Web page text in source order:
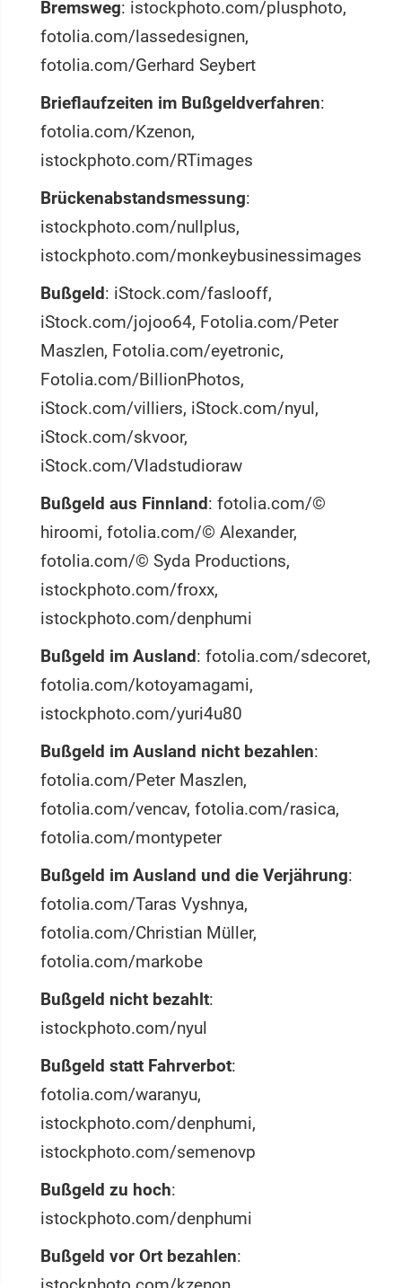
Bremsweg: istockphoto.com/plusphoto,
fotolia.com/lassedesignen,
fotolia.com/Gerhard Seybert
Brieflaufzeiten im Bußgeldverfahren:
fotolia.com/Kzenon,
istockphoto.com/RTimages
Brückenabstandsmessung:
istockphoto.com/nullplus,
istockphoto.com/monkeybusinessimages
Bußgeld: iStock.com/faslooff,
iStock.com/jojoo64, Fotolia.com/Peter
Maszlen, Fotolia.com/eyetronic,
Fotolia.com/BillionPhotos,
iStock.com/villiers, iStock.com/nyul,
iStock.com/skvoor,
iStock.com/Vladstudioraw
Bußgeld aus Finnland: fotolia.com/©
hiroomi, fotolia.com/© Alexander,
fotolia.com/© Syda Productions,
istockphoto.com/froxx,
istockphoto.com/denphumi
Bußgeld im Ausland: fotolia.com/sdecoret,
fotolia.com/kotoyamagami,
istockphoto.com/yuri4u80
Bußgeld im Ausland nicht bezahlen:
fotolia.com/Peter Maszlen,
fotolia.com/vencav, fotolia.com/rasica,
fotolia.com/montypeter
Bußgeld im Ausland und die Verjährung:
fotolia.com/Taras Vyshnya,
fotolia.com/Christian Müller,
fotolia.com/markobe
Bußgeld nicht bezahlt:
istockphoto.com/nyul
Bußgeld statt Fahrverbot:
fotolia.com/waranyu,
istockphoto.com/denphumi,
istockphoto.com/semenovp
Bußgeld zu hoch:
istockphoto.com/denphumi
Bußgeld vor Ort bezahlen: